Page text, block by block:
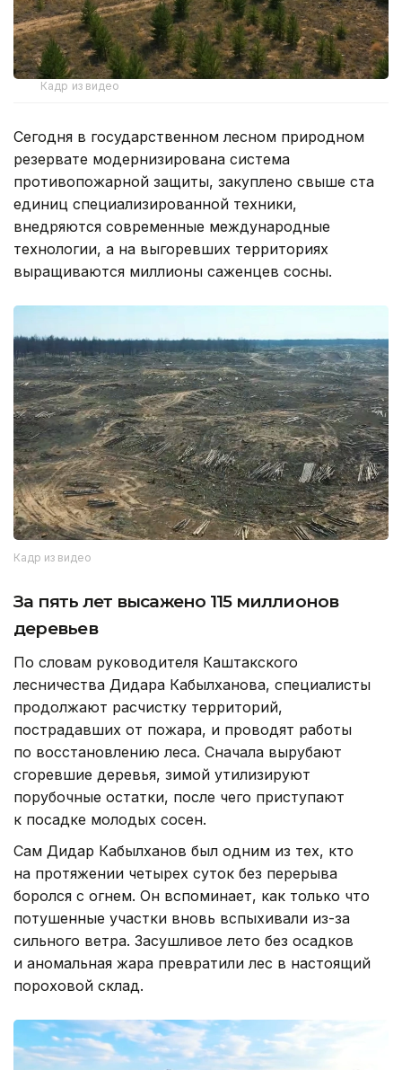
Кадр из видео
Сегодня в государственном лесном природном
резервате модернизирована система
противопожарной защиты, закуплено свыше ста
единиц специализированной техники,
внедряются современные международные
технологии, а на выгоревших территориях
выращиваются миллионы саженцев сосны.
Кадр из видео
За пять лет высажено 115 миллионов
деревьев
По словам руководителя Каштакского
лесничества Дидара Кабылханова, специалисты
продолжают расчистку территорий,
пострадавших от пожара, и проводят работы
по восстановлению леса. Сначала вырубают
сгоревшие деревья, зимой утилизируют
порубочные остатки, после чего приступают
к посадке молодых сосен.
Сам Дидар Кабылханов был одним из тех, кто
на протяжении четырех суток без перерыва
боролся с огнем. Он вспоминает, как только что
потушенные участки вновь вспыхивали из-за
сильного ветра. Засушливое лето без осадков
и аномальная жара превратили лес в настоящий
пороховой склад.